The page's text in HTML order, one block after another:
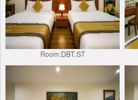
Room:DBT.ST